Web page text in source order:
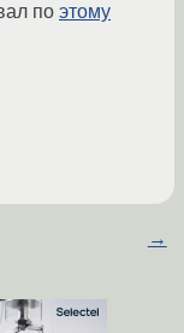
по этому
→